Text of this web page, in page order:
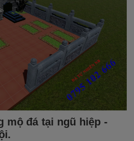
mộ đá tại ngũ hiệp -